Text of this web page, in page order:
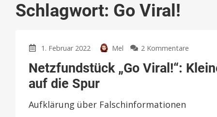
Schlagwort: Go Viral!
1. Februar 2022 Mel 2 Kommentare
„Go
Netzfundstück „Go Viral!“:
auf die Spur
Aufklärung über Falschinformationen